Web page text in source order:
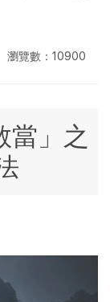
瀏覽數：10900
當」之